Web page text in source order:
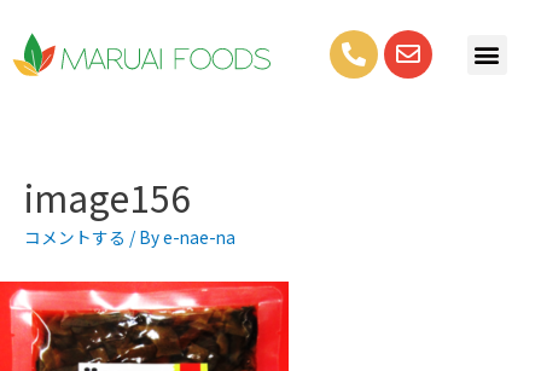
image156
コメントする / Bye-nae-na